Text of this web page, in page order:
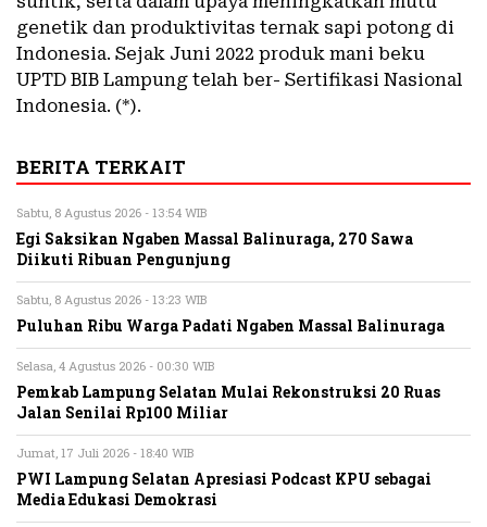
genetik dan produktivitas ternak sapi potong di
Indonesia. Sejak Juni 2022 produk mani beku
UPTD BIB Lampung telah ber- Sertifikasi Nasional
Indonesia. (*).
BERITA TERKAIT
Sabtu, 8 Agustus 2026 - 13:54 WIB
Egi Saksikan Ngaben Massal Balinuraga, 270 Sawa
Diikuti Ribuan Pengunjung
Sabtu, 8 Agustus 2026 - 13:23 WIB
Puluhan Ribu Warga Padati Ngaben Massal Balinuraga
Selasa, 4 Agustus 2026 - 00:30 WIB
Pemkab Lampung Selatan Mulai Rekonstruksi 20 Ruas
Jalan Senilai Rp100 Miliar
Jumat, 17 Juli 2026 - 18:40 WIB
PWI Lampung Selatan Apresiasi Podcast KPU sebagai
Media Edukasi Demokrasi